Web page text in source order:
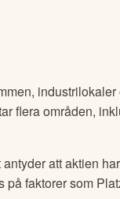
industrilokaler
flera områden,
antyder att aktien
på faktorer som